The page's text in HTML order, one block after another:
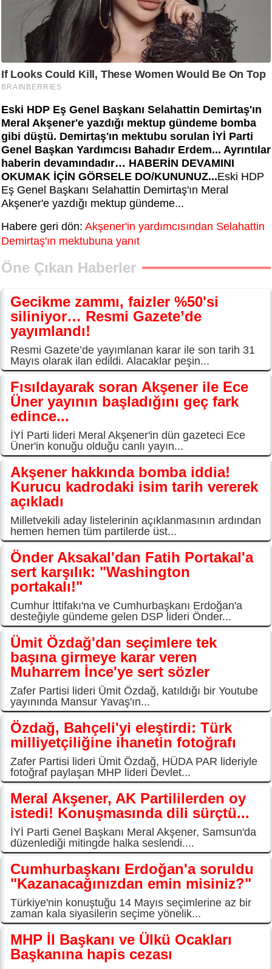
Eski HDP Eş Genel Başkanı Selahattin Demirtaş'ın
Meral Akşener'e yazdığı mektup gündeme bomba
gibi düştü. Demirtaş'ın mektubu sorulan İYİ Parti
Genel Başkan Yardımcısı Bahadır Erdem... Ayrıntılar
haberin devamındadır… HABERİN DEVAMINI
OKUMAK İÇİN GÖRSELE DO/KUNUNUZ...Eski HDP
Eş Genel Başkanı Selahattin Demirtaş'ın Meral
Akşener'e yazdığı mektup gündeme...
Habere geri dön: Akşener'in yardımcısından Selahattin
Demirtaş'ın mektubuna yanıt
Öne Çıkan Haberler
Gecikme zammı, faizler %50'si
siliniyor… Resmi Gazete’de
yayımlandı!
Resmi Gazete’de yayımlanan karar ile son tarih 31
Mayıs olarak ilan edildi. Alacaklar peşin...
Fısıldayarak soran Akşener ile Ece
Üner yayının başladığını geç fark
edince...
İYİ Parti lideri Meral Akşener'in dün gazeteci Ece
Üner'in konuğu olduğu canlı yayın...
Akşener hakkında bomba iddia!
Kurucu kadrodaki isim tarih vererek
açıkladı
Milletvekili aday listelerinin açıklanmasının ardından
hemen hemen tüm partilerde üst...
Önder Aksakal'dan Fatih Portakal'a
sert karşılık: "Washington
portakalı!"
Cumhur İttifakı'na ve Cumhurbaşkanı Erdoğan'a
desteğiyle gündeme gelen DSP lideri Önder...
Ümit Özdağ'dan seçimlere tek
başına girmeye karar veren
Muharrem İnce'ye sert sözler
Zafer Partisi lideri Ümit Özdağ, katıldığı bir Youtube
yayınında Mansur Yavaş'ın...
Özdağ, Bahçeli'yi eleştirdi: Türk
milliyetçiliğine ihanetin fotoğrafı
Zafer Partisi lideri Ümit Özdağ, HÜDA PAR lideriyle
fotoğraf paylaşan MHP lideri Devlet...
Meral Akşener, AK Partililerden oy
istedi! Konuşmasında dili sürçtü...
İYİ Parti Genel Başkanı Meral Akşener, Samsun'da
düzenlediği mitingde halka seslendi....
Cumhurbaşkanı Erdoğan'a soruldu
"Kazanacağınızdan emin misiniz?"
Türkiye'nin konuştuğu 14 Mayıs seçimlerine az bir
zaman kala siyasilerin seçime yönelik...
MHP İl Başkanı ve Ülkü Ocakları
Başkanına hapis cezası